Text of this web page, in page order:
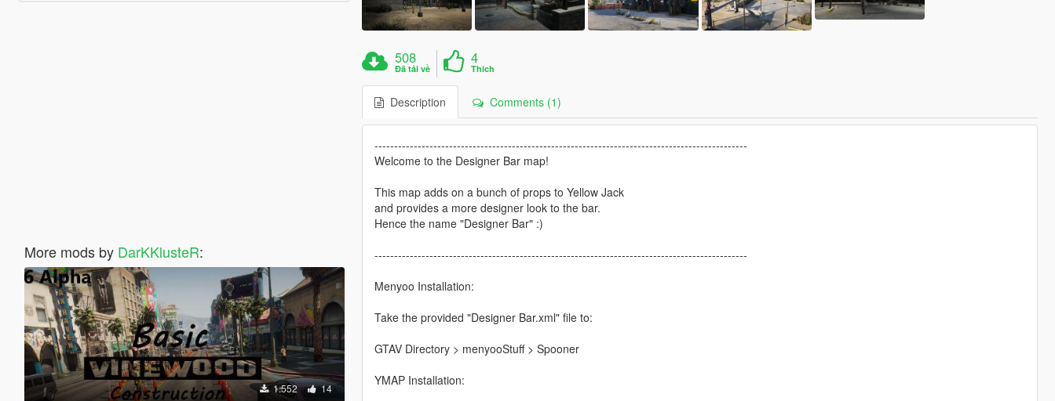
More mods by DarKKlusteR:
1.552 14
508
Đã tải về
4
Thích
Description Comments (1)
-----------------------------------------------------------------------------------------------
Welcome to the Designer Bar map!
This map adds on a bunch of props to Yellow Jack
and provides a more designer look to the bar.
Hence the name "Designer Bar" :)
-----------------------------------------------------------------------------------------------
Menyoo Installation:
Take the provided "Designer Bar.xml" file to:
GTAV Directory > menyooStuff > Spooner
YMAP Installation: